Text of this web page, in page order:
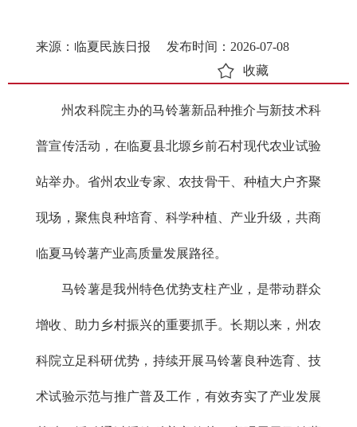
来源：临夏民族日报
发布时间：2026-07-08
收藏
州农科院主办的马铃薯新品种推介与新技术科
普宣传活动，在临夏县北塬乡前石村现代农业试验
站举办。省州农业专家、农技骨干、种植大户齐聚
现场，聚焦良种培育、科学种植、产业升级，共商
临夏马铃薯产业高质量发展路径。
马铃薯是我州特色优势支柱产业，是带动群众
增收、助力乡村振兴的重要抓手。长期以来，州农
科院立足科研优势，持续开展马铃薯良种选育、技
术试验示范与推广普及工作，有效夯实了产业发展